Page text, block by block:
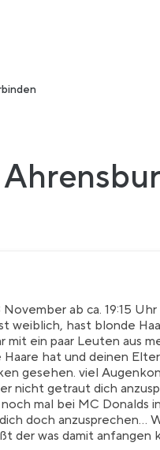
ab ca. 19:15
weiblich, hast blonde
mit ein paar Leuten aus
hat und deinen
gesehen. viel
nicht getraut dich
mal bei MC Donalds
doch
der was damit anfangen